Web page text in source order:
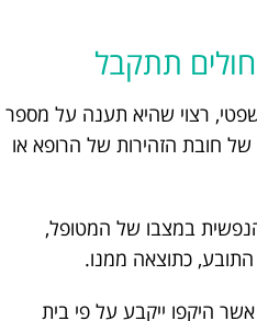
תתקבל
רצוי שהיא תענה על מספר
חובת הזהירות של הרופא או
במצבו של המטופל,
כתוצאה ממנו.
היקפו ייקבע על פי בית